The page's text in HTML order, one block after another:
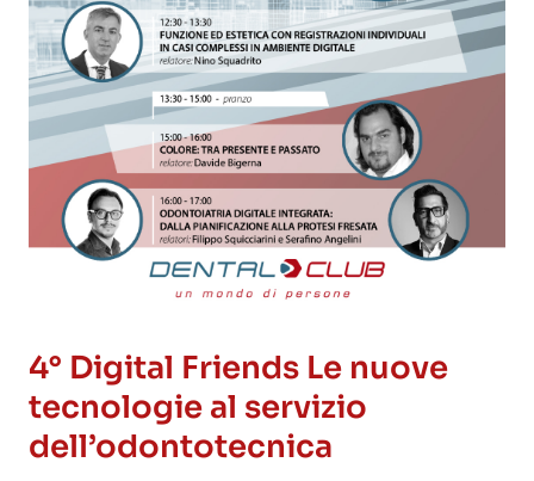
4° Digital Friends Le nuove
tecnologie al servizio
dell’odontotecnica